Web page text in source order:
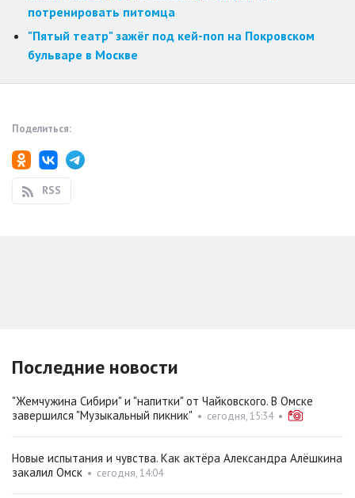
потренировать питомца
"Пятый театр" зажёг под кей-поп на Покровском
бульваре в Москве
Поделиться:
RSS
Последние новости
"Жемчужина Сибири" и "напитки" от Чайковского. В Омске
завершился "Музыкальный пикник" • сегодня, 15:34•
Новые испытания и чувства. Как актёра Александра Алёшкина
закалил Омск • сегодня, 14:04